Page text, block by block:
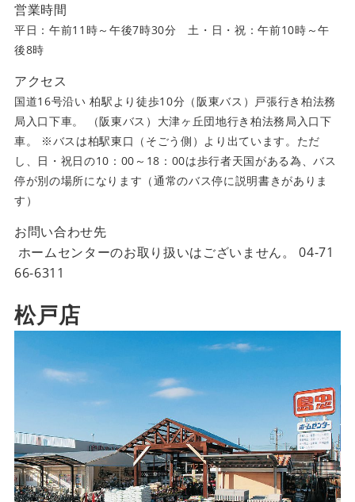
営業時間
平日：午前11時～午後7時30分 土・日・祝：午前10時～午
後8時
アクセス
国道16号沿い 柏駅より徒歩10分（阪東バス）戸張行き柏法務
局入口下車。 （阪東バス）大津ヶ丘団地行き柏法務局入口下
車。 ※バスは柏駅東口（そごう側）より出ています。ただ
し、日・祝日の10：00～18：00は歩行者天国がある為、バス
停が別の場所になります（通常のバス停に説明書きがありま
す）
お問い合わせ先
ホームセンターのお取り扱いはございません。
04-71
66-6311
松戸店